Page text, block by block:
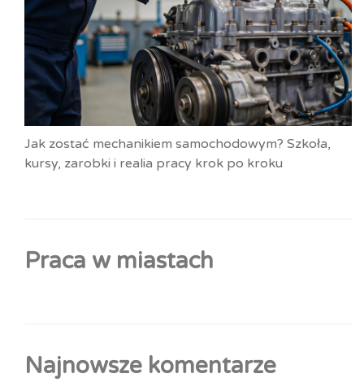
Jak zostać mechanikiem samochodowym? Szkoła,
kursy, zarobki i realia pracy krok po kroku
Praca w miastach
Najnowsze komentarze